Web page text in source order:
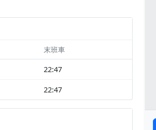
末班車
22:47
22:47